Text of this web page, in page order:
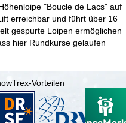
"Boucle de Lacs" auf
erreichbar und führt über 16
gespurte Loipen ermöglichen
hier Rundkurse gelaufen
Vorteilen